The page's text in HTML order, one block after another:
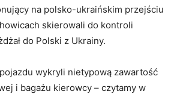
na polsko-ukraińskim przejściu
skierowali do kontroli
do Polski z Ukrainy.
wykryli nietypową zawartość
i bagażu kierowcy – czytamy w